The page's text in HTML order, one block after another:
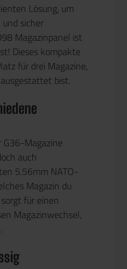
Lösung, um
sicher
Magazinpanel ist
Dieses kompakte
für drei Magazine,
bist.
G36-Magazine
auch
5.56mm NATO-
Magazin du
für einen
Magazinwechsel,